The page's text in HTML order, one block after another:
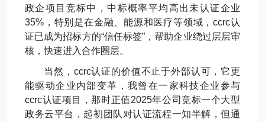
政企项目竞标中，中标概率平均高出未认证企业
35% ，特别是在金融、能源和医疗等领域，ccrc认
证已成为招标方的“信任标签” ，帮助企业绕过层层审
核，快速进入合作圈层。
当然， ccrc认证的价值不止于外部认可，它更
能驱动企业内部变革，我曾在一家科技企业参与
ccrc认证项目，那时正值2025年公司竞标一个大型
政务云平台，起初团队对认证流程一知半解，但通